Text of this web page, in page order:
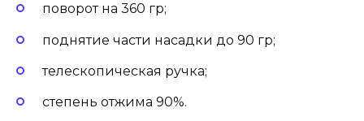
поворот на 360 гр;
поднятие части насадки до 90 гр;
телескопическая ручка;
степень отжима 90%.